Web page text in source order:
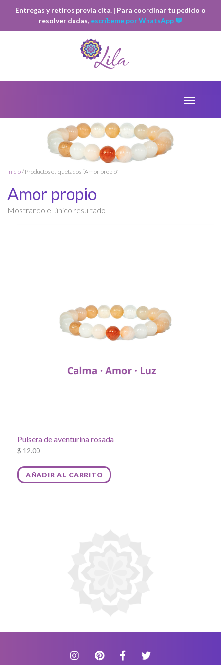
Entregas y retiros previa cita. | Para coordinar tu pedido o
resolver dudas, escríbeme por WhatsApp 💬
Inicio/ Productos etiquetados “Amor propio”
Amor propio
Mostrando el único resultado
Pulsera de aventurina rosada
$ 12.00
AÑADIR AL CARRITO